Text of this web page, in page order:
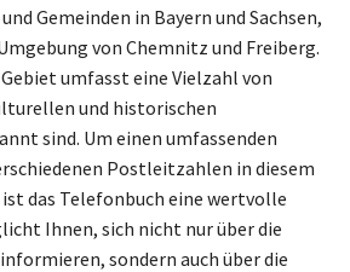
Gemeinden in Bayern und Sachsen,
von Chemnitz und Freiberg.
umfasst eine Vielzahl von
und historischen
sind. Um einen umfassenden
Postleitzahlen in diesem
das Telefonbuch eine wertvolle
Ihnen, sich nicht nur über die
sondern auch über die